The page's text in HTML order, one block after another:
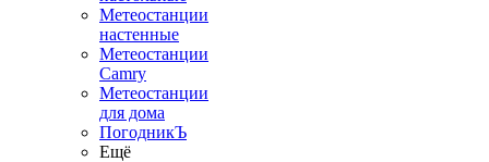
Метеостанции
настенные
Метеостанции
Camry
Метеостанции
для дома
ПогодникЪ
Ещё